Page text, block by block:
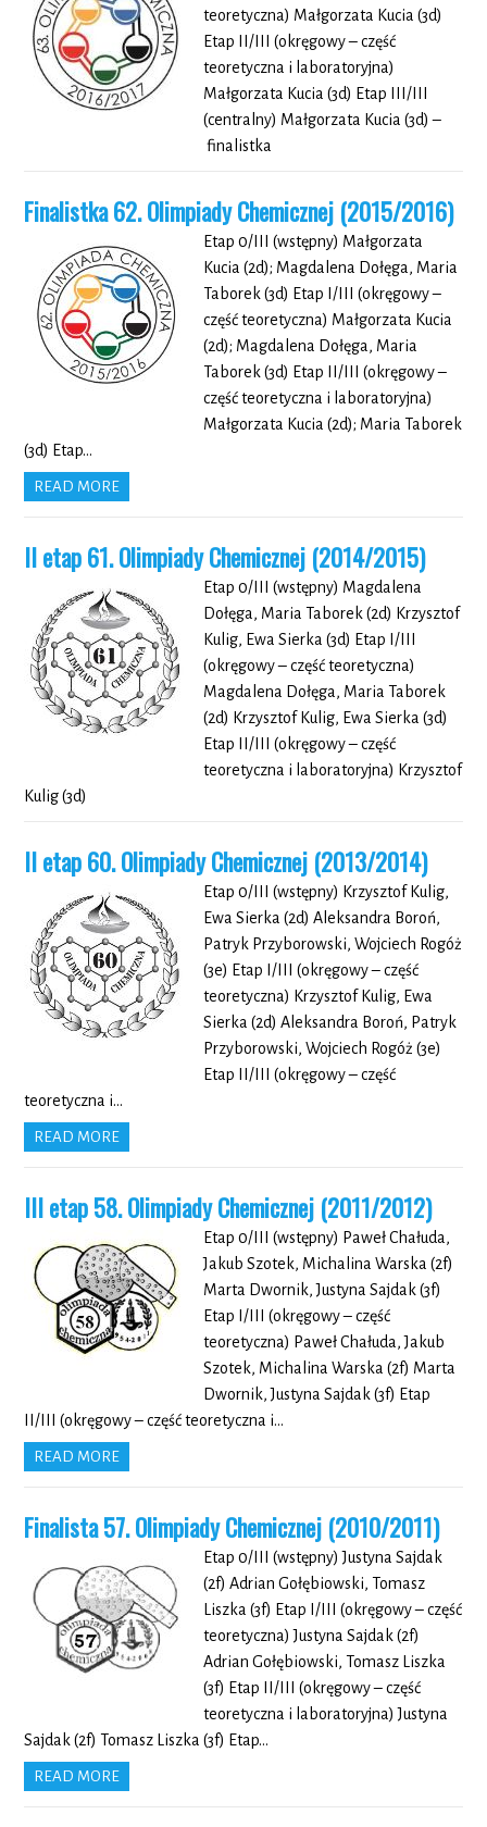
teoretyczna) Małgorzata Kucia (3d)
Etap II/III (okręgowy – część
teoretyczna i laboratoryjna)
Małgorzata Kucia (3d) Etap III/III
(centralny) Małgorzata Kucia (3d) –
finalistka
Finalistka 62. Olimpiady Chemicznej (2015/2016)
Etap 0/III (wstępny) Małgorzata
Kucia (2d); Magdalena Dołęga, Maria
Taborek (3d) Etap I/III (okręgowy –
część teoretyczna) Małgorzata Kucia
(2d); Magdalena Dołęga, Maria
Taborek (3d) Etap II/III (okręgowy –
część teoretyczna i laboratoryjna)
Małgorzata Kucia (2d); Maria Taborek
(3d) Etap…
READ MORE
II etap 61. Olimpiady Chemicznej (2014/2015)
Etap 0/III (wstępny) Magdalena
Dołęga, Maria Taborek (2d) Krzysztof
Kulig, Ewa Sierka (3d) Etap I/III
(okręgowy – część teoretyczna)
Magdalena Dołęga, Maria Taborek
(2d) Krzysztof Kulig, Ewa Sierka (3d)
Etap II/III (okręgowy – część
teoretyczna i laboratoryjna) Krzysztof
Kulig (3d)
II etap 60. Olimpiady Chemicznej (2013/2014)
Etap 0/III (wstępny) Krzysztof Kulig,
Ewa Sierka (2d) Aleksandra Boroń,
Patryk Przyborowski, Wojciech Rogóż
(3e) Etap I/III (okręgowy – część
teoretyczna) Krzysztof Kulig, Ewa
Sierka (2d) Aleksandra Boroń, Patryk
Przyborowski, Wojciech Rogóż (3e)
Etap II/III (okręgowy – część
teoretyczna i…
READ MORE
III etap 58. Olimpiady Chemicznej (2011/2012)
Etap 0/III (wstępny) Paweł Chałuda,
Jakub Szotek, Michalina Warska (2f)
Marta Dwornik, Justyna Sajdak (3f)
Etap I/III (okręgowy – część
teoretyczna) Paweł Chałuda, Jakub
Szotek, Michalina Warska (2f) Marta
Dwornik, Justyna Sajdak (3f) Etap
II/III (okręgowy – część teoretyczna i…
READ MORE
Finalista 57. Olimpiady Chemicznej (2010/2011)
Etap 0/III (wstępny) Justyna Sajdak
(2f) Adrian Gołębiowski, Tomasz
Liszka (3f) Etap I/III (okręgowy – część
teoretyczna) Justyna Sajdak (2f)
Adrian Gołębiowski, Tomasz Liszka
(3f) Etap II/III (okręgowy – część
teoretyczna i laboratoryjna) Justyna
Sajdak (2f) Tomasz Liszka (3f) Etap…
READ MORE